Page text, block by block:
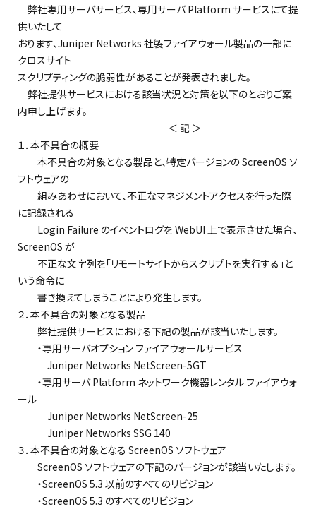
弊社専用サーバサービス、専用サーバ Platform サービスにて提
供いたして
おります、Juniper Networks 社製ファイアウォール製品の一部に
クロスサイト
スクリプティングの脆弱性があることが発表されました。
弊社提供サービスにおける該当状況と対策を以下のとおりご案
内申し上げます。
＜ 記 ＞
１．本不具合の概要
本不具合の対象となる製品と、特定バージョンの ScreenOS ソ
フトウェアの
組みあわせにおいて、不正なマネジメントアクセスを行った際
に記録される
Login Failure のイベントログを WebUI 上で表示させた場合、
ScreenOS が
不正な文字列を「リモートサイトからスクリプトを実行する」と
いう命令に
書き換えてしまうことにより発生します。
２．本不具合の対象となる製品
弊社提供サービスにおける下記の製品が該当いたします。
・専用サーバオプション ファイアウォールサービス
Juniper Networks NetScreen-5GT
・専用サーバ Platform ネットワーク機器レンタル ファイアウォ
ール
Juniper Networks NetScreen-25
Juniper Networks SSG 140
３．本不具合の対象となる ScreenOS ソフトウェア
ScreenOS ソフトウェアの下記のバージョンが該当いたします。
・ScreenOS 5.3 以前のすべてのリビジョン
・ScreenOS 5.3 のすべてのリビジョン